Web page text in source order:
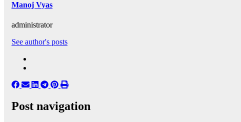
Manoj Vyas
administrator
See author's posts
Post navigation